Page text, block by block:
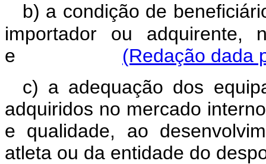
b) a condição de
importador ou
e (Redação dada
c) a adequação dos
adquiridos no mercado
e qualidade, ao
atleta ou da entidade do